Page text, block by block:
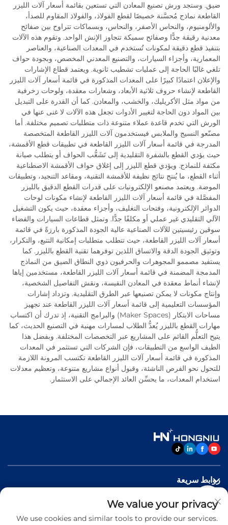
ضيق. وستجد ورش تصنيع المعادن التي تستعين بقائمة أسعار آلات الليزر
القاطعة نماذج مُحسَّنة خصيصًا لقطع الفولاذ، والفولاذ المقاوم للصدأ،
والألومنيوم، والنحاس الأصفر، والنحاس، وبسماكات تتراوح بين صفائح
معدنية رقيقة جدًّا وصفائح سميكة تتجاوز الإنش الواحد. وتقوم هذه الآلات
بتنفيذ قطع دقيقة لمكونات تُستخدم في المعدات الصناعية، والعناصر
المعمارية، وأجزاء السيارات، والتصنيع المعدني المخصص، وبجودة حواف
تلغي غالبًا الحاجة إلى عمليات تشطيب ثانوية. ويعتمد قطاع الإشارات
والإعلان اعتمادًا كبيرًا على المعدات المذكورة في قائمة أسعار آلات الليزر
القاطعة لإنشاء حروف ثلاثية الأبعاد، وشعارات معقدة، ولوحات زخرفية
من مواد مثل الأكريليك، والخشب، والمعادن. كما أن القدرة على التبديل
بين المواد دون الحاجة لتغيير الأدوات تجعل هذه الآلات لا غنى عنها في
الورش التي تخدم قاعدة عملاء متنوعة ذات متطلبات تصميم مختلفة. أما
مصنّعو النسيج والملابس فيستخدمون آلات الليزر القاطعة المتخصصة
المدرجة في قائمة أسعار آلات الليزر القاطعة في تطبيقات قطع الأقمشة،
حيث يؤدي القطع بالشفرة التقليدية إلى تَشَعُّب الحواف أو يتطلب صيانة
مكثفة للنماذج. ويؤدي قطع الليزر إلى إغلاق حواف الأقمشة الاصطناعية
أثناء القطع، ما يُنتج نتائج نظيفة للأقمشة التقنية، ومقاعد التنجيد، وتطبيقات
الموضة. ويعتمد مصنعو الإلكترونيات على قدرات القطع الدقيق بالليزر
المفصَّلة في قائمة أسعار آلات الليزر القاطعة لإنشاء مكونات لوحات
الدوائر الإلكترونية، وفتحات التغليف، وأجزاء معقدة، حيث يكون التشغيل
الآلي التقليدي غير عملي أو مكلفًا جدًّا. وتمثل قطاعات السيارات والفضاء
سوقين رئيسيتين للآلات الصناعية عالية الجودة المذكورة بارزةً في قائمة
أسعار آلات الليزر القاطعة، حيث تتطلب متطلبات إمكانية التتبع، والتكرار،
وتوثيق الجودة الدقة والاتساق اللذين توفرهما تقنية القطع بالليزر. كما
يستفيد مصممو المجوهرات والحرفيون ذوي النطاق الضيق من النماذج
المدمجة المضمنة في قائمة أسعار آلات الليزر القاطعة، مستخدمين إياها
لإنشاء أنماط معقدة في المعادن النفيسة، ونقش التفاصيل الشخصية،
وإنتاج مكونات لا يمكن تصنيعها عبر الطرق التقليدية. وتزداد إشارات
المؤسسات التعليمية إلى قائمة أسعار آلات الليزر القاطعة عند تجهيز
مساحات الابتكار (Maker Spaces) والبرامج التقنية، إذ تدرك أن اكتساب
مهارات القطع بالليزر يُعدُّ الطلاب لمسارات مهنية في التصنيع الحديث، كما
يتيح التعلُّم القائم على المشاريع عبر التخصصات المختلفة. وبفضل هذا
الطيف الواسع من التطبيقات، فإن الشركات التي تستثمر في المعدات
المذكورة في قائمة أسعار آلات الليزر القاطعة تكتسب المرونة اللازمة
للتحول نحو الفرص الناشئة، وقبول أنواع مشاريع متنوعة، وتعظيم معدلات
استخدام المعدات، ما يحسِّن العائد الإجمالي على الاستثمار.
روابط سريعة
منتجات
We value your privacy
We use cookies and similar tools to provide our services.